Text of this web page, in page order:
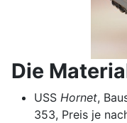
Die
USS Hornet,
353, Preis je